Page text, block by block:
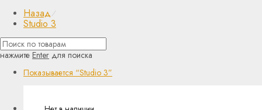
Назад⁄
Studio 3
нажмите Enter для поиска
Показывается “Studio 3”